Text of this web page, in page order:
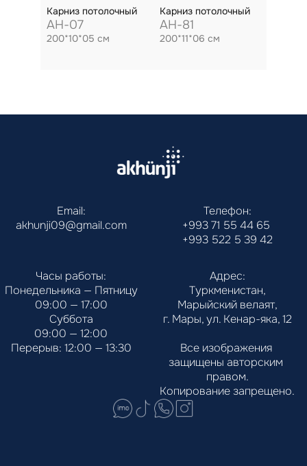
Карниз потолочный
AH-07
200*10*05 см
Карниз потолочный
AH-81
200*11*06 см
Email:
akhunji09@gmail.com
Телефон:
+993 71 55 44 65
+993 522 5 39 42
Часы работы:
Понедельника — Пятницу
09:00 — 17:00
Суббота
09:00 — 12:00
Перерыв: 12:00 — 13:30
Адрес:
Туркменистан,
Марыйский велаят,
г. Мары, ул. Кенар-яка, 12
Все изображения
защищены авторским
правом.
Копирование запрещено.